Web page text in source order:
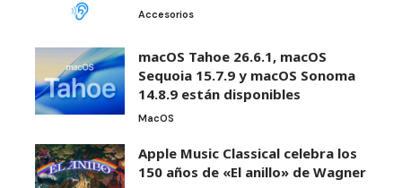
Accesorios
macOS Tahoe 26.6.1, macOS
Sequoia 15.7.9 y macOS Sonoma
14.8.9 están disponibles
MacOS
Apple Music Classical celebra los
150 años de «El anillo» de Wagner